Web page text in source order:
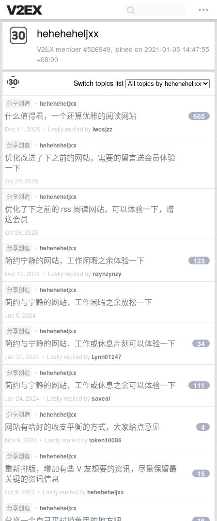
heheheheljxx
V2EX member #526949, joined on 2021-01-05 14:47:55
+08:00
Switch topics list
分享创造 • heheheheljxx
什么值得看，一个还算优雅的阅读网站
Dec 11, 2025 • Lastly replied bylwcsjzz
665
分享创造 • heheheheljxx
优化改进了下之前的网站，需要的留言送会员体验
一下
Oct 28, 2025
分享创造
• heheheheljxx
优化了下之前的 rss 阅读网站，可以体验一下，赠
送会员
Oct 28, 2025
分享创造
• heheheheljxx
简约宁静的网站，工作闲暇之余体验一下
Dec 19, 2024 • Lastly replied bynzynzynzy
123
分享创造 • heheheheljxx
简约与宁静的网站，工作闲暇之余放松一下
Jun 5, 2024
分享创造
• heheheheljxx
简约与宁静的网站，工作或休息片刻可以体验一下
Jan 30, 2024 • Lastly replied by Lynn01247
34
分享创造 • heheheheljxx
简约与宁静的网站，工作或休息之余可以体验一下
Jan 24, 2024 • Lastly replied bysaveai
111
分享创造 • heheheheljxx
网站有啥好的收支平衡的方式，大家给点意见
Nov 9, 2023 • Lastly replied bytoken10086
4
分享创造 • heheheheljxx
重新排版，增加有些 V 友想要的资讯，尽量保留最
关键的资讯信息
Oct 9, 2023 • Lastly replied byheheheheljxx
15
分享创造 • heheheheljxx